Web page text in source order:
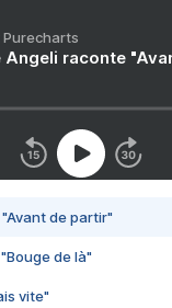
Purecharts
Angeli raconte
"Avant de partir"
de là"
vite"